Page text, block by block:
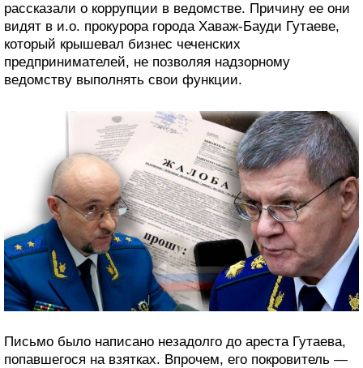
рассказали о коррупции в ведомстве. Причину ее они
видят в и.о. прокурора города Хаваж-Бауди Гутаеве,
который крышевал бизнес чеченских
предпринимателей, не позволяя надзорному
ведомству выполнять свои функции.
Письмо было написано незадолго до ареста Гутаева,
попавшегося на взятках. Впрочем, его покровитель —